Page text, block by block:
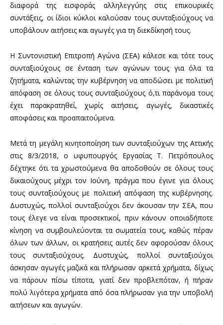
διαφορά της εισφοράς αλληλεγγύης στις επικουρικές
συντάξεις, οι ίδιοι κύκλοι καλούσαν τους συνταξιούχους να
υποβάλουν αιτήσεις και αγωγές για τη διεκδίκησή τους.
Η Συντονιστική Επιτροπή Αγώνα (ΣΕΑ) κάλεσε και τότε τους
συνταξιούχους σε ένταση των αγώνων τους για όλα τα
ζητήματα, καλώντας την κυβέρνηση να αποδώσει με πολιτική
απόφαση σε όλους τους συνταξιούχους ό,τι παράνομα τους
έχει παρακρατηθεί, χωρίς αιτήσεις, αγωγές, δικαστικές
αποφάσεις και προαπαιτούμενα.
Μετά τη μεγάλη κινητοποίηση των συνταξιούχων της Αττικής
στις 8/3/2018, ο υφυπουργός Εργασίας Τ. Πετρόπουλος
δέχτηκε ότι τα χρωστούμενα θα αποδοθούν σε όλους τους
δικαιούχους μέχρι τον Ιούνη, πράγμα που έγινε για όλους
τους συνταξιούχους με πολιτική απόφαση της κυβέρνησης.
Δυστυχώς, πολλοί συνταξιούχοι δεν άκουσαν την ΣΕΑ, που
τους έλεγε να είναι προσεκτικοί, πριν κάνουν οποιαδήποτε
κίνηση να συμβουλεύονται τα σωματεία τους, καθώς πέραν
όλων των άλλων, οι κρατήσεις αυτές δεν αφορούσαν όλους
τους συνταξιούχους. Δυστυχώς, πολλοί συνταξιούχοι
άσκησαν αγωγές μαζικά και πλήρωσαν αρκετά χρήματα, δίχως
να πάρουν πίσω τίποτα, γιατί δεν προβλεπόταν, ή πήραν
πολύ λιγότερα χρήματα από όσα πλήρωσαν για την υποβολή
αιτήσεων και αγωγών.